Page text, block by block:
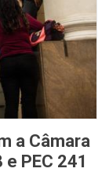
a Câmara
PEC 241